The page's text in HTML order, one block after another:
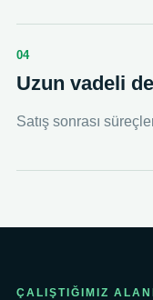
04
Uzun vadeli
Satış sonrası
ÇALIŞTIĞIMIZ